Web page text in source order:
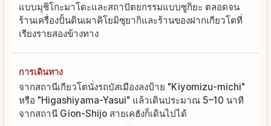
แบบมุชิโกะมาโดะและสถาปัตยกรรมแบบซูกิยะ ตลอดจน
ร้านเครื่องปั้นดินเผาคิโยมิซุยากิและร้านของฝากเกียวโตที่
เรียงรายสองข้างทาง
การเดินทาง
จากสถานีเกียวโตนั่งรถบัสเมืองลงป้าย "Kiyomizu-michi"
หรือ "Higashiyama-Yasui" แล้วเดินประมาณ 5–10 นาที
จากสถานี Gion-Shijo สายเคฮังก็เดินไปได้